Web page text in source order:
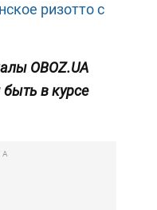
ризотто с
OBOZ.UA
в курсе